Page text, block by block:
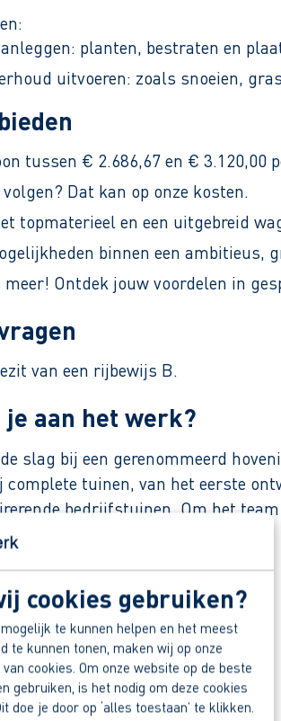
cookies gebruiken?
te kunnen helpen en het meest
te kunnen tonen, maken wij op onze
cookies. Om onze website op de beste
gebruiken, is het nodig om deze cookies
doe je door op ‘alles toestaan’ te klikken.
planten, bestraten en
uitvoeren: zoals snoeien,
aan speciale projecten:
maandag tot vrijdag, van 07:00 tot
tussen € 2.686,67 en € 3.120,00
Dat kan op onze kosten.
topmaterieel en een uitgebreid
binnen een ambitieus,
meer! Ontdek jouw voordelen in
van een rijbewijs B.
je aan het werk?
slag bij een gerenommeerd
complete tuinen, van het eerste
bedrijfstuinen. Om het
van jouw toekomst
deze vacature. Al binnen 1
via AB Vakwerk?
een vast contract.
door flexkrachten met een 9+.